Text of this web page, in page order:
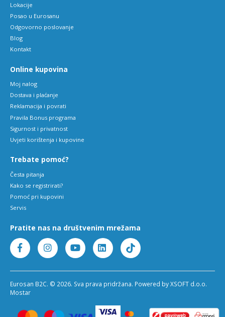
Lokacije
Posao u Eurosanu
Odgovorno poslovanje
Blog
Kontakt
Online kupovina
Moj nalog
Dostava i plaćanje
Reklamacija i povrati
Pravila Bonus programa
Sigurnost i privatnost
Uvjeti korištenja i kupovine
Trebate pomoć?
Česta pitanja
Kako se registrirati?
Pomoć pri kupovini
Servis
Pratite nas na društvenim mrežama
Eurosan B2C. © 2026. Sva prava pridržana. Powered by XSOFT d.o.o.
Mostar